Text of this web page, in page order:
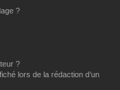
?
?
lors de la rédaction d’un